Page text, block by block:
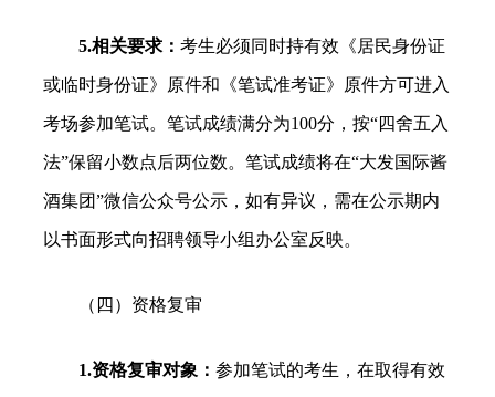
5.相关要求： 考生必须同时持有效《居民身份证
或临时身份证》原件和《笔试准考证》原件方可进入
考场参加笔试。笔试成绩满分为100分，按“四舍五入
法”保留小数点后两位数。笔试成绩将在“大发国际酱
酒集团”微信公众号公示，如有异议，需在公示期内
以书面形式向招聘领导小组办公室反映。
（四）资格复审
1.资格复审对象： 参加笔试的考生，在取得有效